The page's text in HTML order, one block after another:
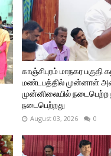
காஞ்சிபுரம் மாநகர
மண்டபத்தில் முன்னாள்
முன்னிலையில்
நடைபெற்றது
August 03, 2026 0